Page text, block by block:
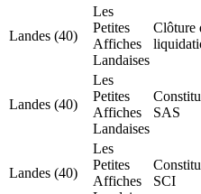
Landes (40)
Les
Petites
Affiches
Landaises
Clôture
Landes (40)
Les
Petites
Affiches
Landaises
SAS
Landes (40)
Les
Petites
Affiches
SCI